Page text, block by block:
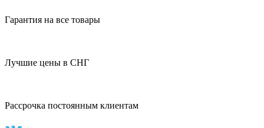
Гарантия на все товары
Лучшие цены в СНГ
Рассрочка постоянным клиентам